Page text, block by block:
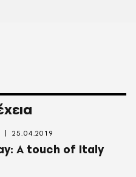
A touch of Ιtaly
25.04.2019